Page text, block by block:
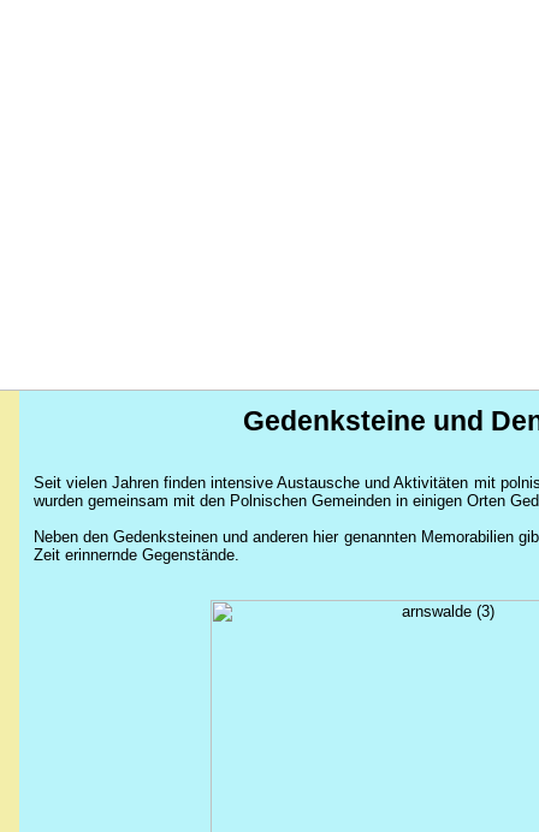
Gedenksteine und
Seit vielen Jahren finden intensive Austausche und Aktivitäten mit
wurden gemeinsam mit den Polnischen Gemeinden in einigen Orten
Neben den Gedenksteinen und anderen hier genannten Memorabilien
Zeit erinnernde Gegenstände.